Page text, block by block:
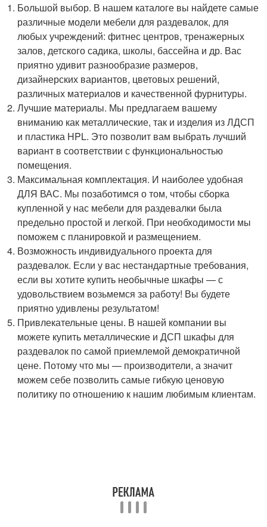
Большой выбор. В нашем каталоге вы найдете самые
различные модели мебели для раздевалок, для
любых учреждений: фитнес центров, тренажерных
залов, детского садика, школы, бассейна и др. Вас
приятно удивит разнообразие размеров,
дизайнерских вариантов, цветовых решений,
различных материалов и качественной фурнитуры.
Лучшие материалы. Мы предлагаем вашему
вниманию как металлические, так и изделия из ЛДСП
и пластика HPL. Это позволит вам выбрать лучший
вариант в соответствии с функциональностью
помещения.
Максимальная комплектация. И наиболее удобная
ДЛЯ ВАС. Мы позаботимся о том, чтобы сборка
купленной у нас мебели для раздевалки была
предельно простой и легкой. При необходимости мы
поможем с планировкой и размещением.
Возможность индивидуального проекта для
раздевалок. Если у вас нестандартные требования,
если вы хотите купить необычные шкафы — с
удовольствием возьмемся за работу! Вы будете
приятно удивлены результатом!
Привлекательные цены. В нашей компании вы
можете купить металлические и ДСП шкафы для
раздевалок по самой приемлемой демократичной
цене. Потому что мы — производители, а значит
можем себе позволить самые гибкую ценовую
политику по отношению к нашим любимым клиентам.